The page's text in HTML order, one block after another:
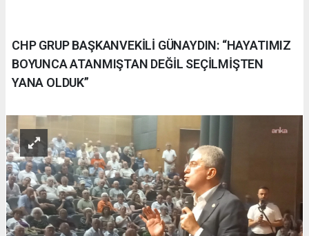
CHP GRUP BAŞKANVEKİLİ GÜNAYDIN: “HAYATIMIZ
BOYUNCA ATANMIŞTAN DEĞİL SEÇİLMİŞTEN
YANA OLDUK”